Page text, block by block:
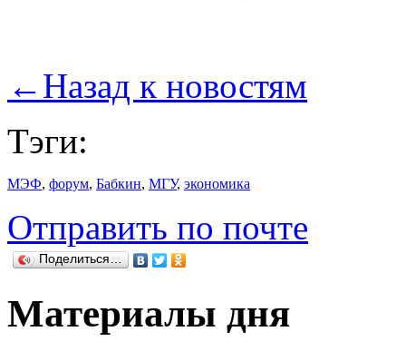
← Назад к новостям
Тэги:
МЭФ, форум, Бабкин, МГУ, экономика
Отправить по почте
Поделиться…
Материалы дня